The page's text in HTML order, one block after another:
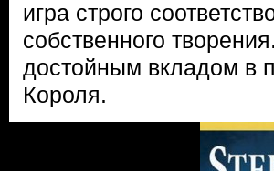
игра строго
собственного
достойным вкладом в
Короля.